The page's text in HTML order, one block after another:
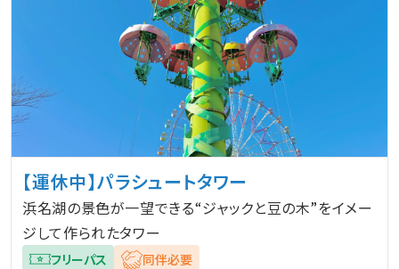
【運休中】パラシュートタワー
浜名湖の景色が一望できる“ジャックと豆の木”をイメー
ジして作られたタワー
フリーパス
同伴必要